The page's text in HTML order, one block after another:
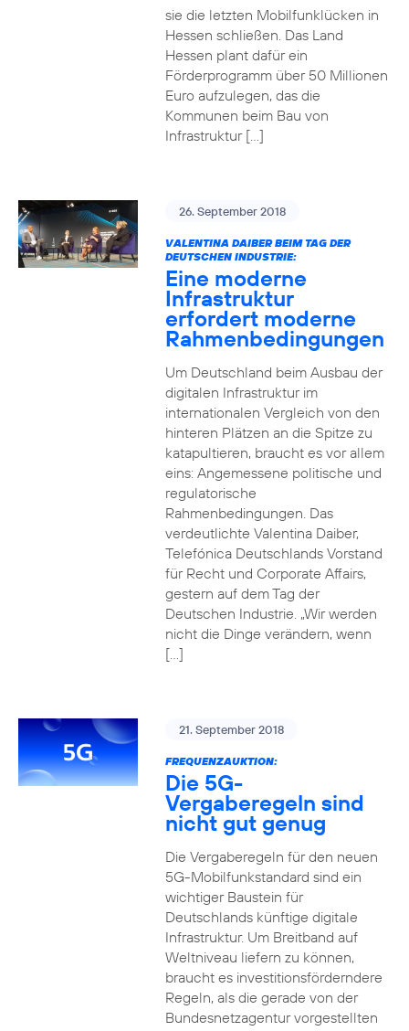
sie die letzten Mobilfunklücken in
Hessen schließen. Das Land
Hessen plant dafür ein
Förderprogramm über 50 Millionen
Euro aufzulegen, das die
Kommunen beim Bau von
Infrastruktur […]
26. September 2018
VALENTINA DAIBER BEIM TAG DER
DEUTSCHEN INDUSTRIE:
Eine moderne
Infrastruktur
erfordert moderne
Rahmenbedingungen
Um Deutschland beim Ausbau der
digitalen Infrastruktur im
internationalen Vergleich von den
hinteren Plätzen an die Spitze zu
katapultieren, braucht es vor allem
eins: Angemessene politische und
regulatorische
Rahmenbedingungen. Das
verdeutlichte Valentina Daiber,
Telefónica Deutschlands Vorstand
für Recht und Corporate Affairs,
gestern auf dem Tag der
Deutschen Industrie. „Wir werden
nicht die Dinge verändern, wenn
[…]
21. September 2018
FREQUENZAUKTION:
Die 5G-
Vergaberegeln sind
nicht gut genug
Die Vergaberegeln für den neuen
5G-Mobilfunkstandard sind ein
wichtiger Baustein für
Deutschlands künftige digitale
Infrastruktur. Um Breitband auf
Weltniveau liefern zu können,
braucht es investitionsförderndere
Regeln, als die gerade von der
Bundesnetzagentur vorgestellten